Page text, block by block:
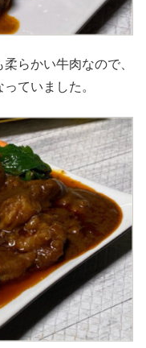
らかい牛肉なので、
ていました。